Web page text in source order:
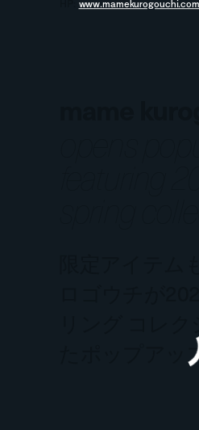
www.mamekurogouchi.com
たポップアッ